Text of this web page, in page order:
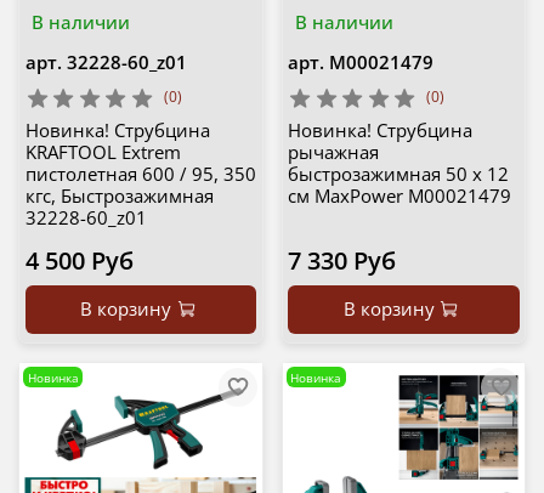
В наличии
арт. 32228-60_z01
(0)
Новинка! Струбцина
KRAFTOOL Extrem
пистолетная 600 / 95, 350
кгс, Быстрозажимная
32228-60_z01
4 500 Руб
В корзину
В наличии
арт. М00021479
(0)
Новинка! Струбцина
рычажная
быстрозажимная 50 х 12
см MaxPower М00021479
7 330 Руб
В корзину
Новинка Новинка